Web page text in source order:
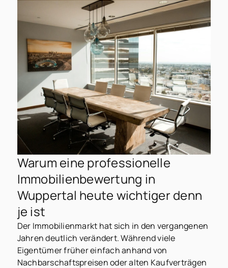
Warum eine professionelle
Immobilienbewertung in
Wuppertal heute wichtiger denn
je ist
Der Immobilienmarkt hat sich in den vergangenen
Jahren deutlich verändert. Während viele
Eigentümer früher einfach anhand von
Nachbarschaftspreisen oder alten Kaufverträgen